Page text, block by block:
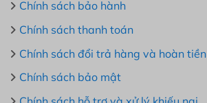
Chính sách bảo hành
Chính sách thanh toán
Chính sách đổi trả hàng và hoàn tiền
Chính sách bảo mật